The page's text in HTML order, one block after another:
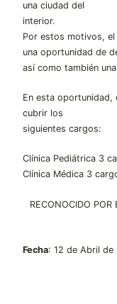
una ciudad del
interior.
Por estos motivos,
una oportunidad de
así como también
En esta oportunidad,
cubrir los
siguientes cargos:
Clínica Pediátrica 3
Clínica Médica 3
RECONOCIDO POR
Fecha: 12 de Abril